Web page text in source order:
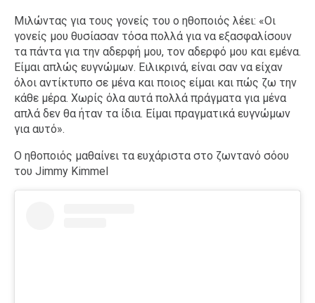
Μιλώντας για τους γονείς του ο ηθοποιός λέει: «Οι
γονείς μου θυσίασαν τόσα πολλά για να εξασφαλίσουν
τα πάντα για την αδερφή μου, τον αδερφό μου και εμένα.
Είμαι απλώς ευγνώμων. Ειλικρινά, είναι σαν να είχαν
όλοι αντίκτυπο σε μένα και ποιος είμαι και πώς ζω την
κάθε μέρα. Χωρίς όλα αυτά πολλά πράγματα για μένα
απλά δεν θα ήταν τα ίδια. Είμαι πραγματικά ευγνώμων
για αυτό».
O ηθοποιός μαθαίνει τα ευχάριστα στο ζωντανό σόου
του Jimmy Kimmel